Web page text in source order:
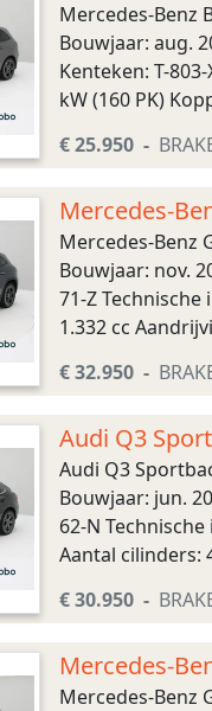
Mercedes-Benz
Bouwjaar: aug.
Kenteken: T-
kW (160 PK)
€ 25.950
Mercedes-
Mercedes-Benz
Bouwjaar: nov.
71-Z
1.332 cc
€ 32.950
Audi Q3
Audi Q3
Bouwjaar: jun.
62-N
Aantal cilinders:
€ 30.950
Mercedes-
Mercedes-Benz